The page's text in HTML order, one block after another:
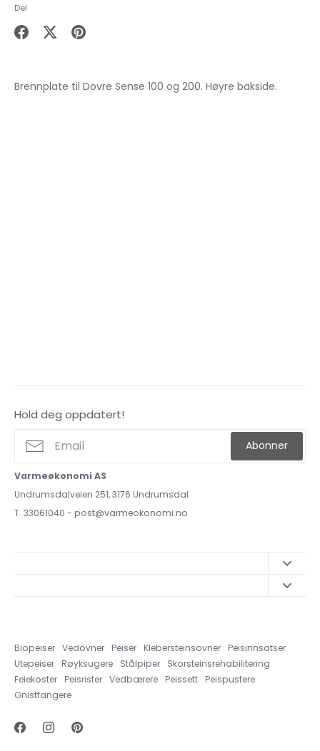
Del
Brennplate til Dovre Sense 100 og 200. Høyre bakside.
Hold deg oppdatert!
Abonner
Varmeøkonomi AS
Undrumsdalveien 251, 3176 Undrumsdal
T. 33061040 - post@varmeokonomi.no
Forsendelser til Varmeøkonomi AS
Fraktbetingelser
Personvernserklæring
Biopeiser Vedovner Peiser Klebersteinsovner
Peisinnsatser
Utepeiser
Røyksugere Stålpiper
Skorsteinsrehabilitering
Feiekoster
Peisrister Vedbærere Peissett
Peispustere
Gnistfangere